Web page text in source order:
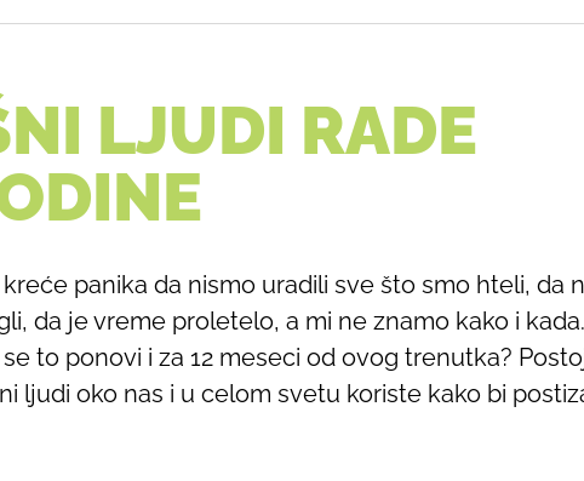
LJUDI RADE
panika da nismo uradili sve što smo hteli, da
da je vreme proletelo, a mi ne znamo kako i
to ponovi i za 12 meseci od ovog trenutka?
ljudi oko nas i u celom svetu koriste kako bi